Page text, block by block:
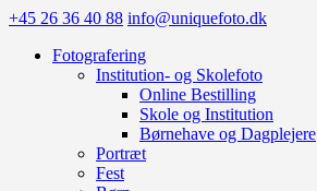
+45 26 36 40 88 info@uniquefoto.dk
Fotografering
Institution- og Skolefoto
Online Bestilling
Skole og Institution
Børnehave og Dagplejere
Portræt
Fest